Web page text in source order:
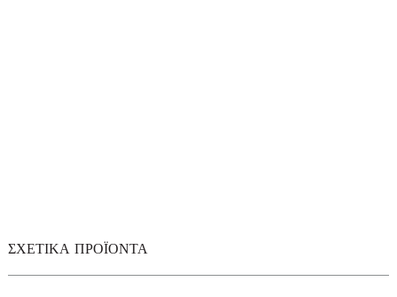
ΣΧΕΤΙΚΑ ΠΡΟΪΟΝΤΑ